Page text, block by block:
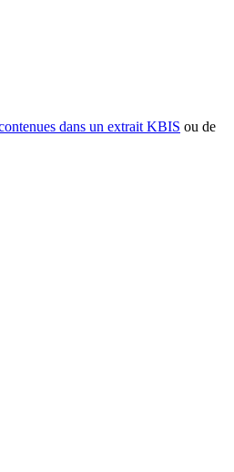
dans un extrait KBIS ou de